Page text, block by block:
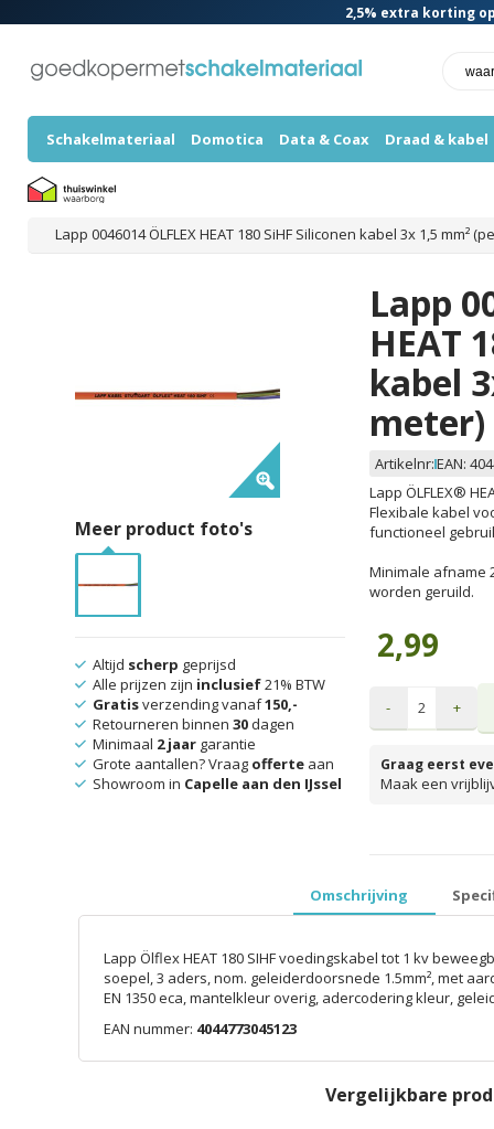
2,5% extra korting
Schakelmateriaal Domotica Data & Coax Draad & kabel
Lapp 0046014 ÖLFLEX HEAT 180 SiHF Siliconen kabel 3x 1,5 mm²
Lapp
HEAT
kabel
meter)
Artikelnr:EAN:
Lapp ÖLFLEX®
Flexibale kabel
functioneel
Minimale afname
worden geruild.
2,99
- +
Graag eerst
Maak een
Meer product foto's
Altijd scherp geprijsd
Alle prijzen zijn inclusief21% BTW
Gratisverzending vanaf150,-
Retourneren binnen 30dagen
Minimaal 2 jaargarantie
Grote aantallen? Vraag offerteaan
Showroom in Capelle aan den IJssel
Omschrijving
Lapp Ölflex HEAT 180 SIHF voedingskabel tot 1 kv
soepel, 3 aders, nom. geleiderdoorsnede 1.5mm², met
EN 1350 eca, mantelkleur overig, adercodering kleur,
EAN nummer: 4044773045123
Vergelijkbare